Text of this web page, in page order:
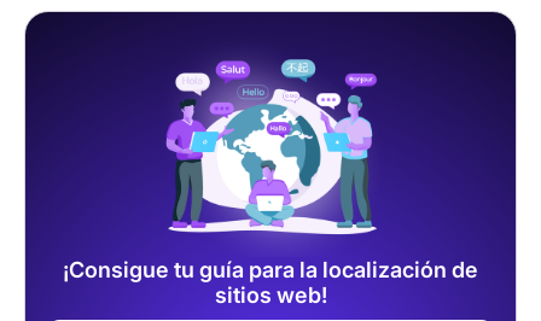
¡Consigue tu guía para la localización de
sitios web!